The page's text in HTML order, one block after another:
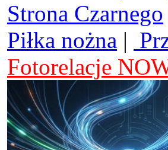
Strona Czarnego
Piłka nożna |
Fotorelacje